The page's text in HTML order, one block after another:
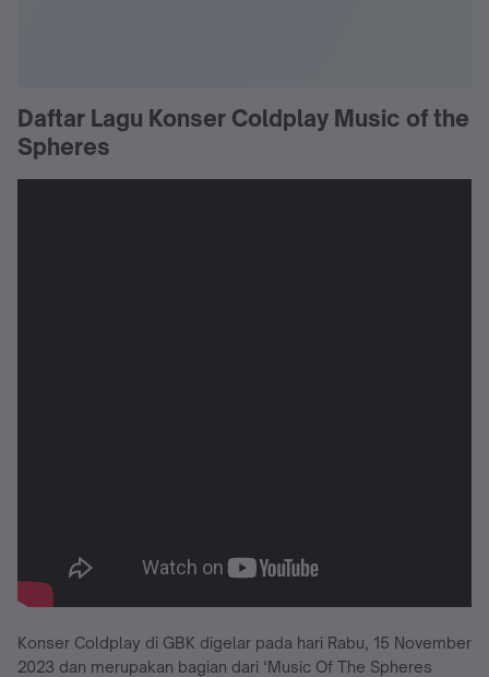
Daftar Lagu Konser Coldplay Music of the
Spheres
Konser Coldplay di GBK digelar pada hari Rabu, 15 November
2023 dan merupakan bagian dari ‘Music Of The Spheres